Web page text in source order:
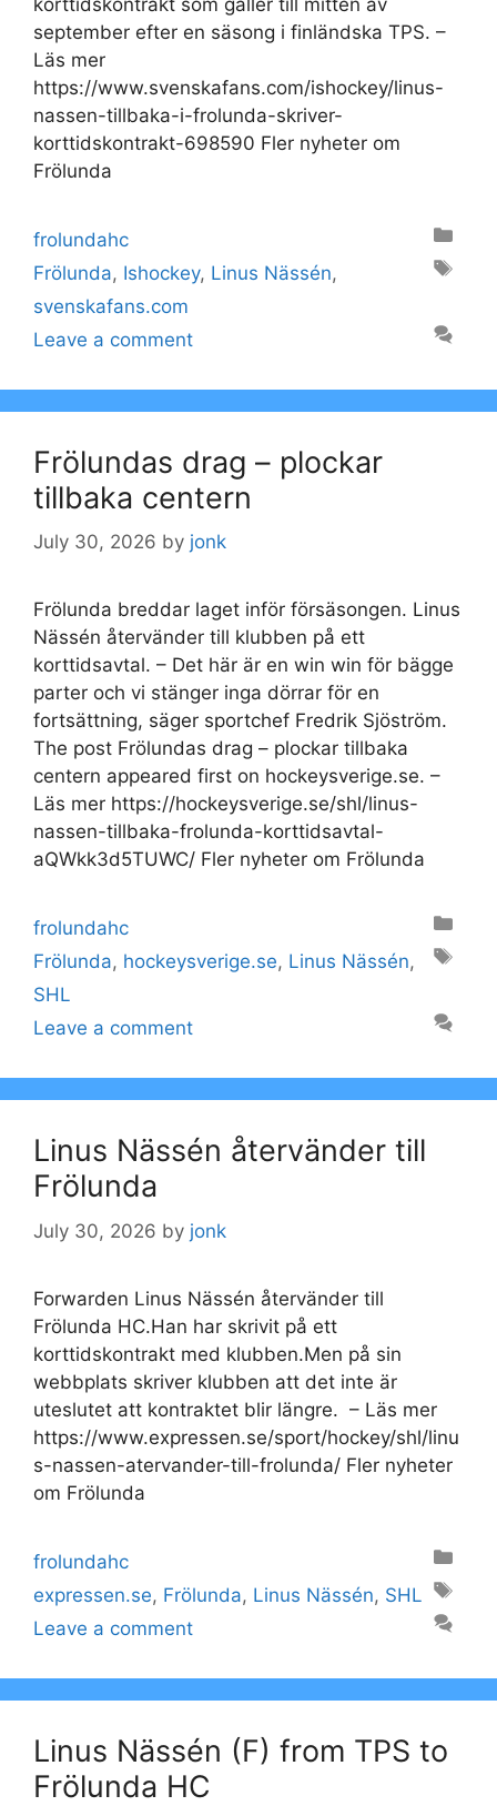
september efter en säsong i finländska TPS. –
Läs mer
https://www.svenskafans.com/ishockey/linus-
nassen-tillbaka-i-frolunda-skriver-
korttidskontrakt-698590 Fler nyheter om
Frölunda
Categories
frolundahc
Tags
Frölunda, Ishockey, Linus Nässén,
svenskafans.com
Leave a comment
Frölundas drag – plockar
tillbaka centern
July 30, 2026 by jonk
Frölunda breddar laget inför försäsongen. Linus
Nässén återvänder till klubben på ett
korttidsavtal. – Det här är en win win för bägge
parter och vi stänger inga dörrar för en
fortsättning, säger sportchef Fredrik Sjöström.
The post Frölundas drag – plockar tillbaka
centern appeared first on hockeysverige.se. –
Läs mer https://hockeysverige.se/shl/linus-
nassen-tillbaka-frolunda-korttidsavtal-
aQWkk3d5TUWC/ Fler nyheter om Frölunda
Categories
frolundahc
Tags
Frölunda, hockeysverige.se, Linus Nässén,
SHL
Leave a comment
Linus Nässén återvänder till
Frölunda
July 30, 2026 by jonk
Forwarden Linus Nässén återvänder till
Frölunda HC.Han har skrivit på ett
korttidskontrakt med klubben.Men på sin
webbplats skriver klubben att det inte är
uteslutet att kontraktet blir längre. – Läs mer
https://www.expressen.se/sport/hockey/shl/linu
s-nassen-atervander-till-frolunda/ Fler nyheter
om Frölunda
Categories
frolundahc
Tags
expressen.se, Frölunda, Linus Nässén, SHL
Leave a comment
Linus Nässén (F) from TPS to
Frölunda HC